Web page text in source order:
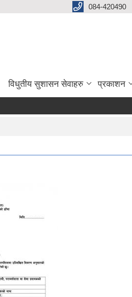
084-420490
विधुतीय सुशासन सेवाहरु प्रकाशन